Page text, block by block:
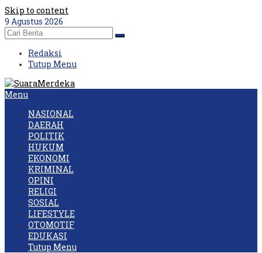
Skip to content
9 Agustus 2026
Redaksi
Tutup Menu
Menu
NASIONAL
DAERAH
POLITIK
HUKUM
EKONOMI
KRIMINAL
OPINI
RELIGI
SOSIAL
LIFESTYLE
OTOMOTIF
EDUKASI
Tutup Menu